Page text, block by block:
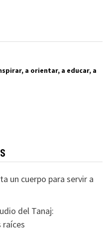
a orientar, a educar, a
un cuerpo para servir a
del Tanaj:
raíces